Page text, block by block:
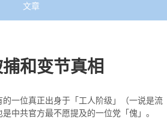
文章
和变节真相
一位真正出身于「工人阶级」（一说是流
中共官方最不愿提及的一位党「傀」。